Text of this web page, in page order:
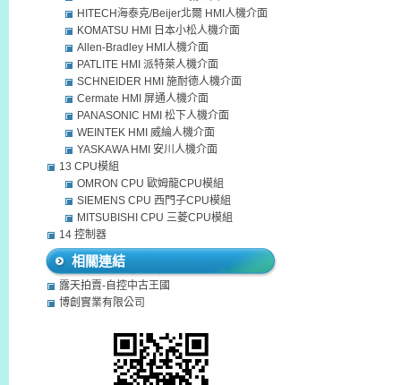
HITECH海泰克/Beijer北爾 HMI人機介面
KOMATSU HMI 日本小松人機介面
Allen-Bradley HMI人機介面
PATLITE HMI 派特萊人機介面
SCHNEIDER HMI 施耐德人機介面
Cermate HMI 屏通人機介面
PANASONIC HMI 松下人機介面
WEINTEK HMI 威綸人機介面
YASKAWA HMI 安川人機介面
13 CPU模組
OMRON CPU 歐姆龍CPU模組
SIEMENS CPU 西門子CPU模組
MITSUBISHI CPU 三菱CPU模組
14 控制器
相關連結
露天拍賣-自控中古王國
博創實業有限公司